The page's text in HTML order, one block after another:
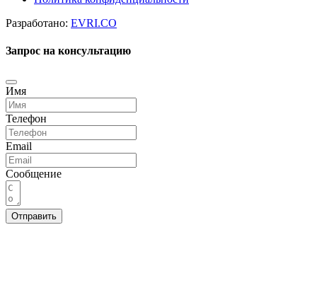
Разработано: EVRI.CO
Запрос на консультацию
Имя
Телефон
Email
Сообщение
Отправить